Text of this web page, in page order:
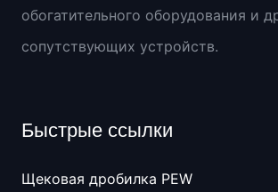
обогатительного оборудования и
сопутствующих устройств.
Быстрые ссылки
Щековая дробилка PEW